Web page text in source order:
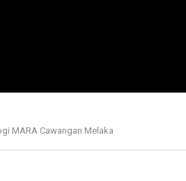
MARA Cawangan Melaka